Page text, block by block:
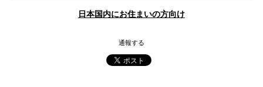
日本国内にお住まいの方向け
通報する